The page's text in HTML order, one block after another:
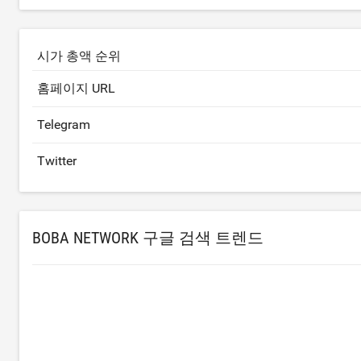
시가 총액 순위
홈페이지 URL
Telegram
Twitter
BOBA NETWORK 구글 검색 트렌드